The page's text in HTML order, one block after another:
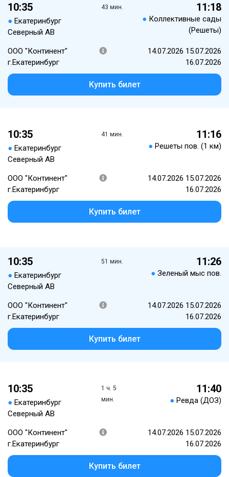
10:35
● Екатеринбург
Северный АВ
43 мин. 11:18
● Коллективные сады
(Решеты)
ООО "Континент"
г.Екатеринбург
14.07.2026 15.07.2026
16.07.2026
Купить билет
10:35
● Екатеринбург
Северный АВ
41 мин. 11:16
● Решеты пов. (1 км)
ООО "Континент"
г.Екатеринбург
14.07.2026 15.07.2026
16.07.2026
Купить билет
10:35
● Екатеринбург
Северный АВ
51 мин. 11:26
● Зеленый мыс пов.
ООО "Континент"
г.Екатеринбург
14.07.2026 15.07.2026
16.07.2026
Купить билет
10:35
● Екатеринбург
Северный АВ
1 ч. 5
мин.
11:40
● Ревда (ДОЗ)
ООО "Континент"
г.Екатеринбург
14.07.2026 15.07.2026
16.07.2026
Купить билет